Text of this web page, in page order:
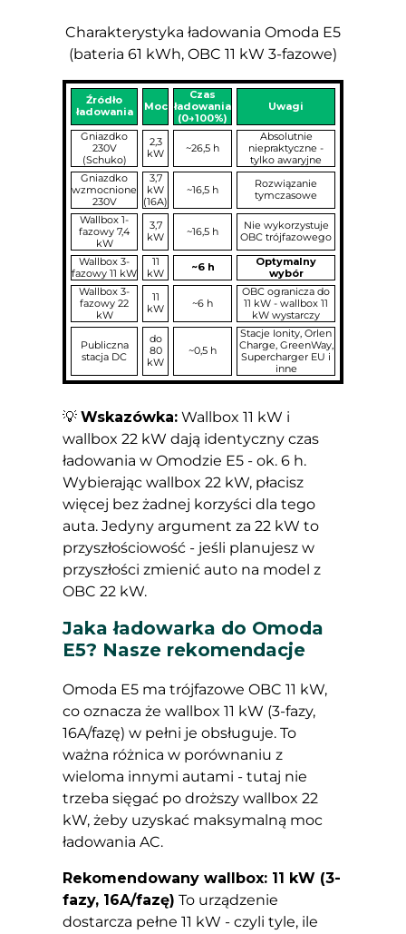
💡 Wskazówka: Wallbox 11 kW i
wallbox 22 kW dają identyczny czas
ładowania w Omodzie E5 - ok. 6 h.
Wybierając wallbox 22 kW, płacisz
więcej bez żadnej korzyści dla tego
auta. Jedyny argument za 22 kW to
przyszłościowość - jeśli planujesz w
przyszłości zmienić auto na model z
OBC 22 kW.
Jaka ładowarka do Omoda
E5? Nasze rekomendacje
Omoda E5 ma trójfazowe OBC 11 kW,
co oznacza że wallbox 11 kW (3-fazy,
16A/fazę) w pełni je obsługuje. To
ważna różnica w porównaniu z
wieloma innymi autami - tutaj nie
trzeba sięgać po droższy wallbox 22
kW, żeby uzyskać maksymalną moc
ładowania AC.
Rekomendowany wallbox: 11 kW (3-
fazy, 16A/fazę) To urządzenie
dostarcza pełne 11 kW - czyli tyle, ile
Charakterystyka ładowania Omoda E5
(bateria 61 kWh, OBC 11 kW 3-fazowe)
Źródło
ładowania
Moc
Czas
ładowania
(0→100%)
Uwagi
Gniazdko
230V
(Schuko)
2,3
kW
~26,5 h
Absolutnie
niepraktyczne -
tylko awaryjne
Gniazdko
wzmocnione
230V
3,7
kW
(16A)
~16,5 h
Rozwiązanie
tymczasowe
Wallbox 1-
fazowy 7,4
kW
3,7
kW
~16,5 h
Nie wykorzystuje
OBC trójfazowego
Wallbox 3-
fazowy 11 kW
11
kW
~6 h
Optymalny
wybór
Wallbox 3-
fazowy 22
kW
11
kW
~6 h
OBC ogranicza do
11 kW - wallbox 11
kW wystarczy
Publiczna
stacja DC
do
80
kW
~0,5 h
Stacje Ionity, Orlen
Charge, GreenWay,
Supercharger EU i
inne